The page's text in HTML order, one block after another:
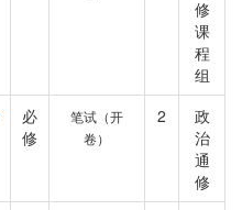
修
课
程
组
必
修
笔试（开
卷）
2
政
治
通
修